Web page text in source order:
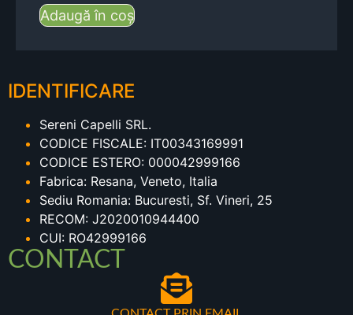
Adaugă în coș
IDENTIFICARE
Sereni Capelli SRL.
CODICE FISCALE: IT00343169991
CODICE ESTERO: 000042999166
Fabrica: Resana, Veneto, Italia
Sediu Romania: Bucuresti, Sf. Vineri, 25
RECOM: J2020010944400
CUI: RO42999166
CONTACT